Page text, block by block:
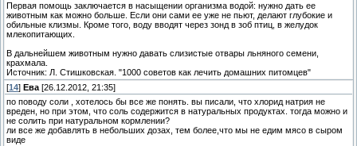
Первая помощь заключается в насыщении организма водой: нужно дать ее
животным как можно больше. Если они сами ее уже не пьют, делают глубокие и
обильные клизмы. Кроме того, воду вводят через зонд в зоб птиц, в желудок
млекопитающих.
В дальнейшем животным нужно давать слизистые отвары льняного семени,
крахмала.
Источник: Л. Стишковская. "1000 советов как лечить домашних питомцев"
[14] Ева [26.12.2012, 21:35]
по поводу соли , хотелось бы все же понять. вы писали, что хлорид натрия не
вреден, но при этом, что соль содержится в натуральных продуктах. тогда можно и
не солить при натуральном кормлении?
ли все же добавлять в небольших дозах, тем более,что мы не едим мясо в сыром
виде